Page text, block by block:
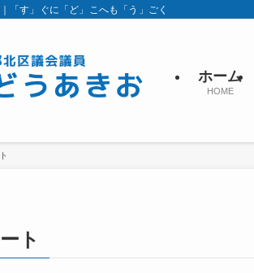
「す」ぐに「ど」こへも「う」ごく
ホーム
HOME
ト